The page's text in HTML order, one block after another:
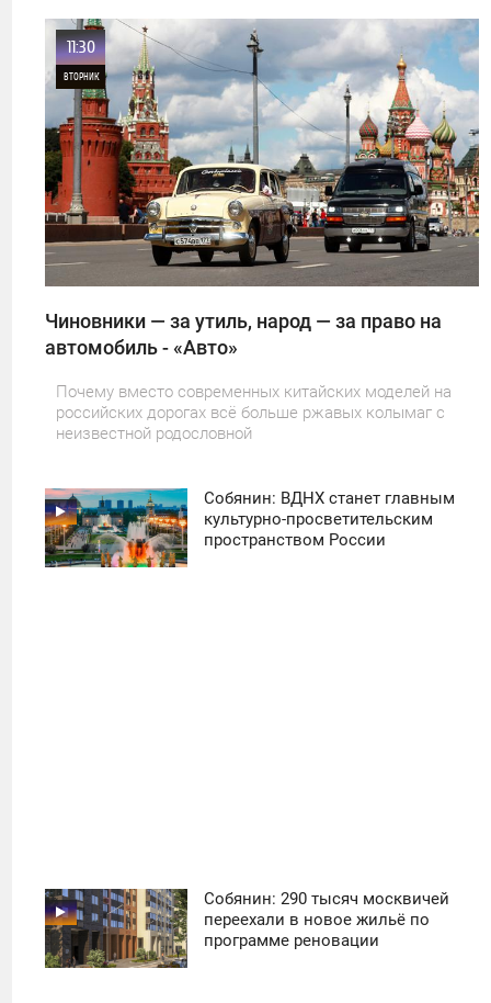
11:30
ВТОРНИК
0
Чиновники — за утиль, народ — за право на
автомобиль - «Авто»
Почему вместо современных китайских моделей на
российских дорогах всё больше ржавых колымаг с
неизвестной родословной
Собянин: ВДНХ станет главным
культурно-просветительским
пространством России
Собянин: 290 тысяч москвичей
переехали в новое жильё по
программе реновации